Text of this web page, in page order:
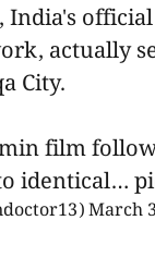
India's
actually
City.
film
identical…
March